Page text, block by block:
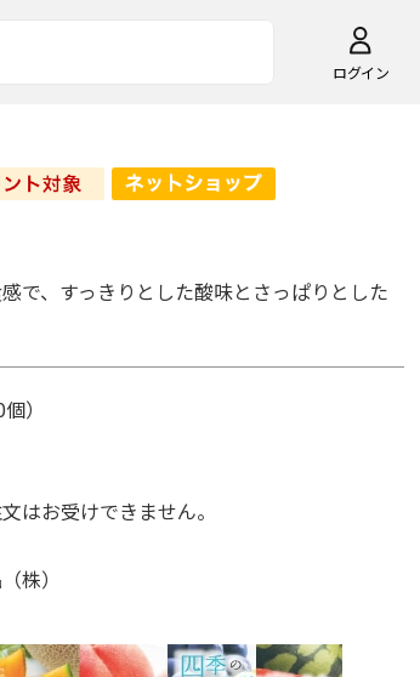
ログイン
で、すっきりとした酸味とさっぱりとした
）
はお受けできません。
株）